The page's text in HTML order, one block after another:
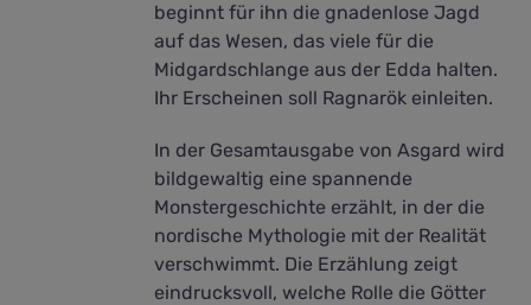
beginnt für ihn die gnadenlose Jagd
auf das Wesen, das viele für die
Midgardschlange aus der Edda halten.
Ihr Erscheinen soll Ragnarök einleiten.
In der Gesamtausgabe von Asgard wird
bildgewaltig eine spannende
Monstergeschichte erzählt, in der die
nordische Mythologie mit der Realität
verschwimmt. Die Erzählung zeigt
eindrucksvoll, welche Rolle die Götter